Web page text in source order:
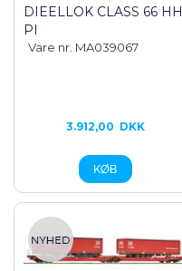
DIEELLOK CLASS 66 HH
PI
Vare nr. MA039067
3.912,00 DKK